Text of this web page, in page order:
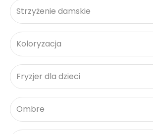
Strzyżenie damskie
Koloryzacja
Fryzjer dla dzieci
Ombre